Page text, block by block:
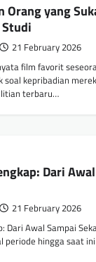
Orang yang
21 February 2026
film favorit
kepribadian
terbaru…
Dari
21 February 2026
Dari Awal Sampai
periode hingga saat